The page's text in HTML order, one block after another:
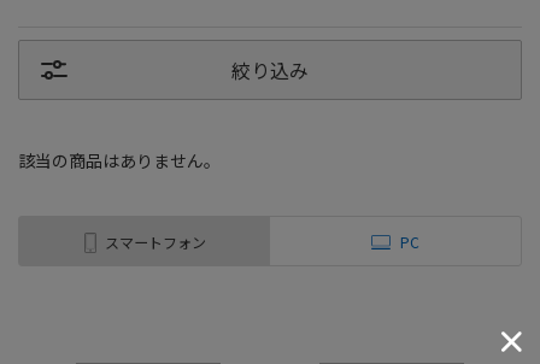
絞り込み
該当の商品はありません。
スマートフォン PC